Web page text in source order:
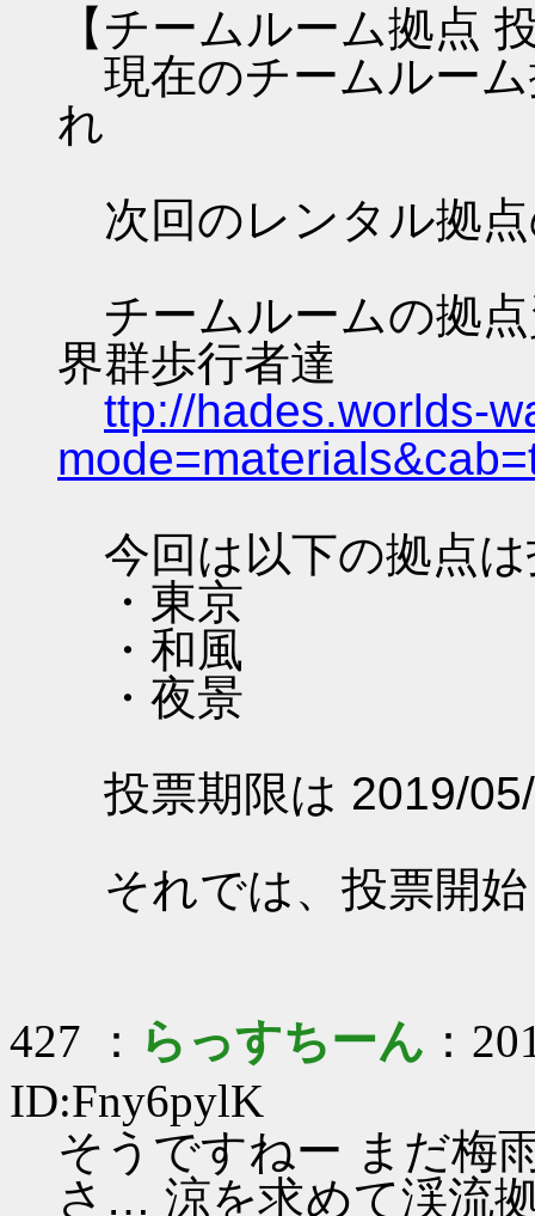
【チームルーム拠点
現在のチームルー
れ
次回のレンタル拠
チームルームの拠
界群歩行者達
ttp://hades.worlds-
今回は以下の拠点
・東京
・和風
・夜景
投票期限は 2019/
それでは、投票開
427 ： らっすちーん ：
ID:Fny6pylK
そうですねー まだ梅
さ… 涼を求めて渓流